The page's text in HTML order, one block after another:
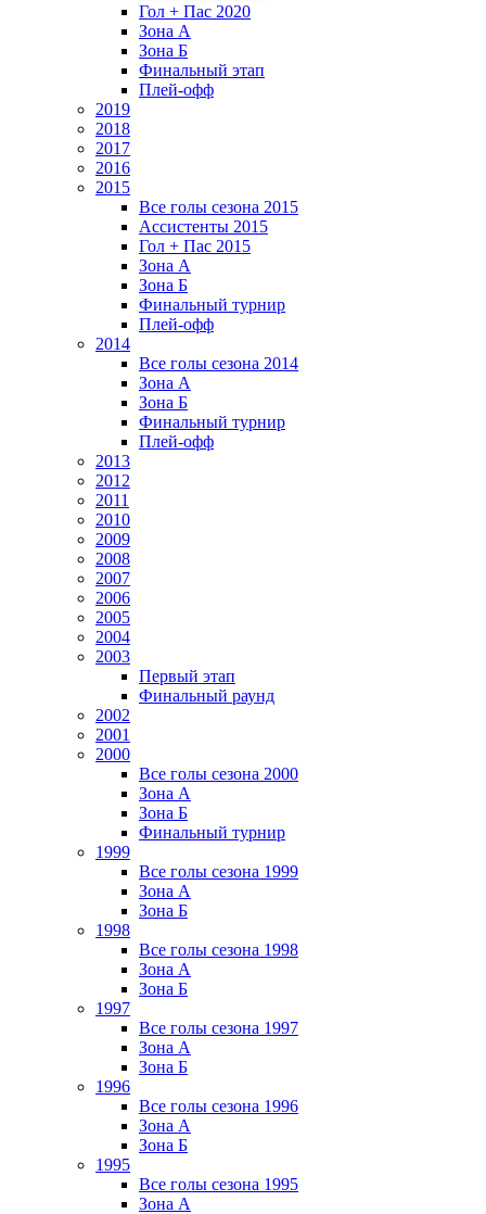
Гол + Пас 2020
Зона А
Зона Б
Финальный этап
Плей-офф
2019
2018
2017
2016
2015
Все голы сезона 2015
Ассистенты 2015
Гол + Пас 2015
Зона А
Зона Б
Финальный турнир
Плей-офф
2014
Все голы сезона 2014
Зона А
Зона Б
Финальный турнир
Плей-офф
2013
2012
2011
2010
2009
2008
2007
2006
2005
2004
2003
Первый этап
Финальный раунд
2002
2001
2000
Все голы сезона 2000
Зона А
Зона Б
Финальный турнир
1999
Все голы сезона 1999
Зона А
Зона Б
1998
Все голы сезона 1998
Зона А
Зона Б
1997
Все голы сезона 1997
Зона А
Зона Б
1996
Все голы сезона 1996
Зона А
Зона Б
1995
Все голы сезона 1995
Зона А